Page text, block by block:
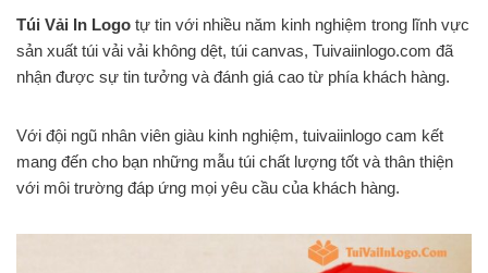
Túi Vải In Logo tự tin với nhiều năm kinh nghiệm trong lĩnh vực
sản xuất túi vải vải không dệt, túi canvas, Tuivaiinlogo.com đã
nhận được sự tin tưởng và đánh giá cao từ phía khách hàng.
Với đội ngũ nhân viên giàu kinh nghiệm, tuivaiinlogo cam kết
mang đến cho bạn những mẫu túi chất lượng tốt và thân thiện
với môi trường đáp ứng mọi yêu cầu của khách hàng.